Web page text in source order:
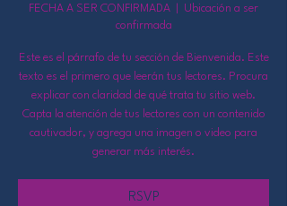
FECHA A SER CONFIRMADA
Ubicación a ser
confirmada
Este es el párrafo de tu sección de Bienvenida. Este
texto es el primero que leerán tus lectores. Procura
explicar con claridad de qué trata tu sitio web.
Capta la atención de tus lectores con un contenido
cautivador, y agrega una imagen o video para
generar más interés.
RSVP